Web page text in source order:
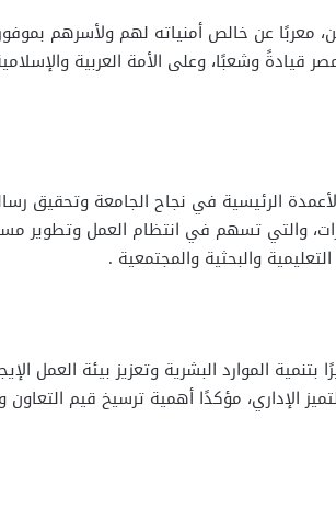
معربًا عن خالص أمنياته لهم ولأسرهم
قيادةً وشعبًا، وعلى الأمة العربية
الرئيسية في نجاح الجامعة وتحقيق
والتي تسهم في انتظام العمل وتطوير
والبحثية والمجتمعية .
الموارد البشرية وتعزيز بيئة العمل
الإداري، مؤكدًا أهمية ترسيخ قيم التعاون